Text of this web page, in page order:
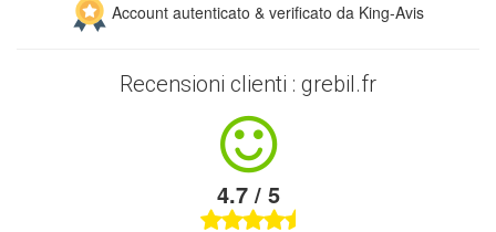
Account autenticato & verificato da King-Avis
Recensioni clienti : grebil.fr
4.7 / 5